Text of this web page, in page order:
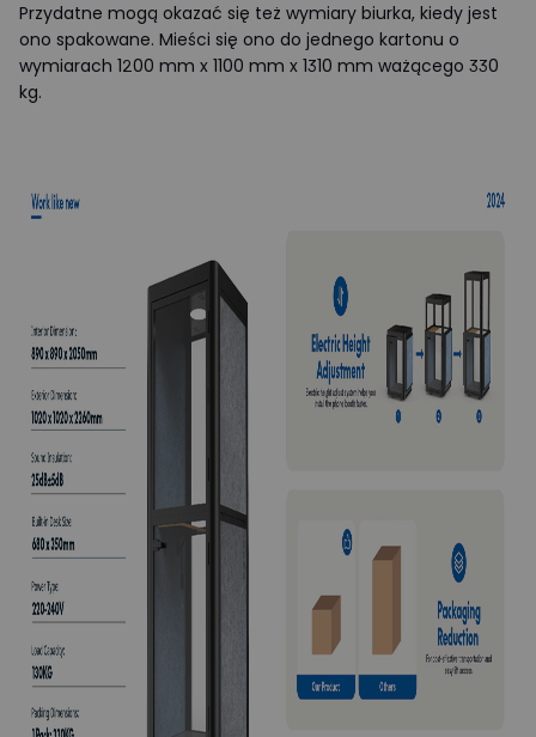
Przydatne mogą okazać się też wymiary biurka, kiedy jest
ono spakowane. Mieści się ono do jednego kartonu o
wymiarach 1200 mm x 1100 mm x 1310 mm ważącego 330
kg.